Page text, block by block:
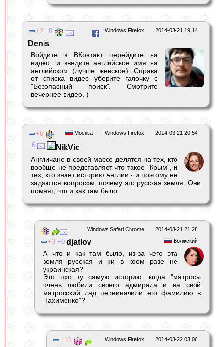
2014-03-21 19:14
Windows Firefox
2 0
Denis
Войдите в ВКонтакт, перейдите на
видео, и введите английское имя на
английском (лучше женское). Справа
от списка видео уберите галочку с
"Безопасный поиск". Смотрите
вечернее видео. )
2014-03-21 20:54
Windows Firefox
Москва
6
6
NikVic
Англичане в своей массе делятся на тех, кто
вообще не представляет что такое "Крым", и
тех, кто знает историю Англии - и поэтому не
задаются вопросом, почему это русская земля. Они
помнят, что и как там было.
2014-03-21 21:28
Windows Safari Chrome
Волжский
3 0 djatlov
А что и как там было, из-за чего эта
земля русская и ни в коем разе не
украинская?
Это про ту самую историю, когда "матросы
очень любили своего адмирала и на свой
матросский лад переиначили его фамилию в
Нахименко"?
2014-03-22 03:06
Windows Firefox
10